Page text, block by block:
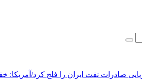
صادرات نفت ایران را فلج کرد/آمریکا: